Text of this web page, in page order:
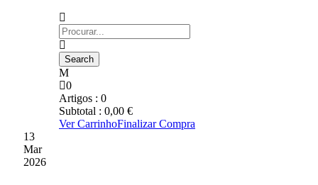
0
Artigos : 0
Subtotal : 0,00 €
Ver CarrinhoFinalizar Compra
13
Mar
2026